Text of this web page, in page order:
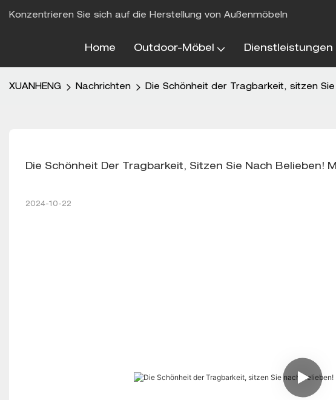
Konzentrieren Sie sich auf die Herstellung von Außenmöbeln
Home Outdoor-Möbel Dienstleistungen
XUANHENG Nachrichten Die Schönheit der Tragbarkeit, sitzen
Die Schönheit Der Tragbarkeit, Sitzen Sie Nach Belieben!
2024-10-22